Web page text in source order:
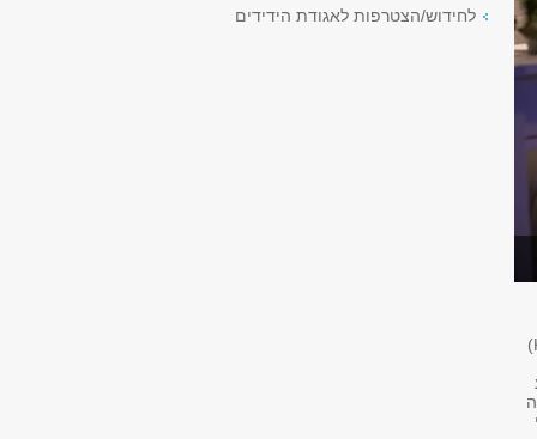
, פסיכולוגית קלינית, מרצה בכירה וראשת המעבדה לחקר השינה (Kahn Sleep Lab)
לחידוש/הצטרפות לאגודת הידידים